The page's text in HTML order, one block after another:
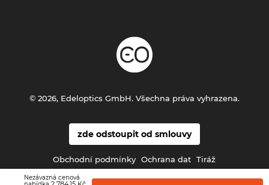
Nezávazná cenová
zde odstoupit od smlouvy
Obchodní podmínky Ochrana dat Tiráž
© 2026, Edeloptics GmbH. Všechna práva vyhrazena.